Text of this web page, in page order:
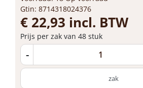
Gtin: 8714318024376
€ 22,93 incl. BTW
Prijs per zak van 48 stuk
-
zak